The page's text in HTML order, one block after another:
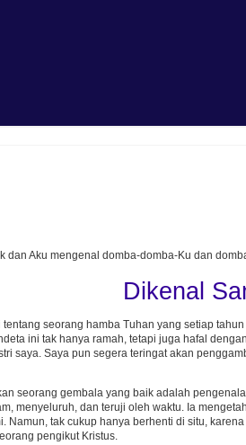
Aku mengenal domba-domba-Ku dan
Dikenal
seorang hamba Tuhan yang setiap
ini tak hanya ramah, tetapi juga hafal
saya. Saya pun segera teringat akan
seorang gembala yang baik adalah
menyeluruh, dan teruji oleh waktu. Ia
Namun, tak cukup hanya berhenti di situ,
pengikut Kristus.